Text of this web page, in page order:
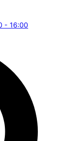
- 16:00